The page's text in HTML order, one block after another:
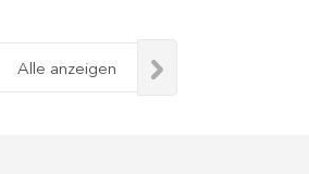
Alle anzeigen